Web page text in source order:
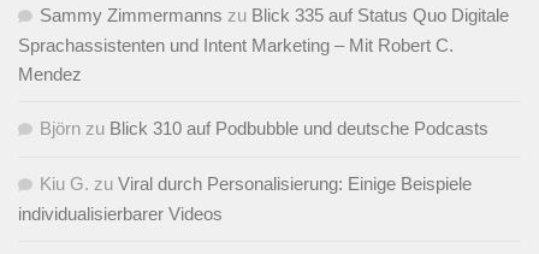
Sammy Zimmermanns zu Blick 335 auf Status Quo Digitale
Sprachassistenten und Intent Marketing – Mit Robert C.
Mendez
Björn zu Blick 310 auf Podbubble und deutsche Podcasts
Kiu G. zu Viral durch Personalisierung: Einige Beispiele
individualisierbarer Videos